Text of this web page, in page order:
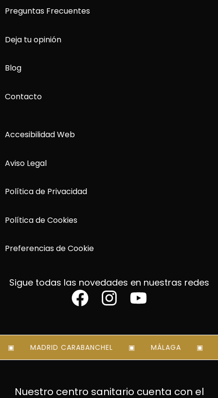
Preguntas Frecuentes
Deja tu opinión
Blog
Contacto
Accesibilidad Web
Aviso Legal
Política de Privacidad
Política de Cookies
Preferencias de Cookie
Sigue todas las novedades en nuestras redes
MADRID CARABANCHEL MÁLAGA
Nuestro centro sanitario cuenta con el